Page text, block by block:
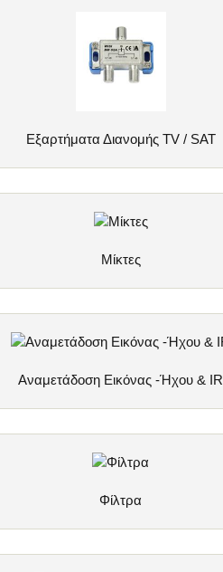
Εξαρτήματα Διανομής TV / SAT
Μίκτες
Αναμετάδοση Εικόνας -Ήχου & IR
Φίλτρα